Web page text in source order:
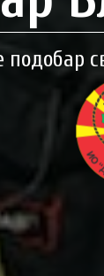
подобар